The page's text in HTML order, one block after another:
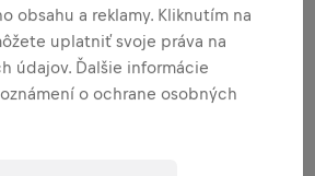
behať za tých, ktorí nemôžu dňa
9. mája 2027!
5. novembra 2026 o 11:00 UTC. Hneď
akonáhle bude aktívna.
obsahu a reklamy. Kliknutím na
uplatniť svoje práva na
údajov. Ďalšie informácie
o ochrane osobných